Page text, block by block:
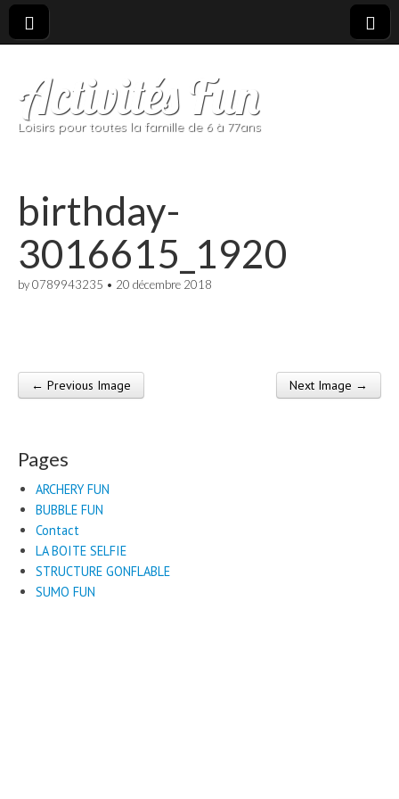
Activités Fun
Loisirs pour toutes la famille de 6 à 77ans
birthday-
3016615_1920
by0789943235 • 20 décembre 2018
Post navigation
← Previous Image Next Image →
Pages
ARCHERY FUN
BUBBLE FUN
Contact
LA BOITE SELFIE
STRUCTURE GONFLABLE
SUMO FUN